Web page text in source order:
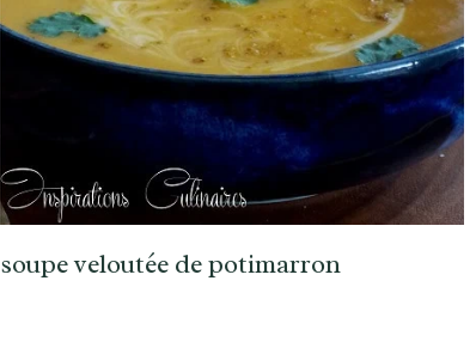
soupe veloutée de potimarron